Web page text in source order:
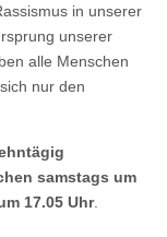
in unserer
unserer
alle Menschen
nur den
samstags um
17.05 Uhr.